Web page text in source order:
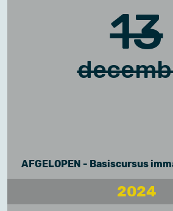
13
AFGELOPEN - Basiscursus
2024